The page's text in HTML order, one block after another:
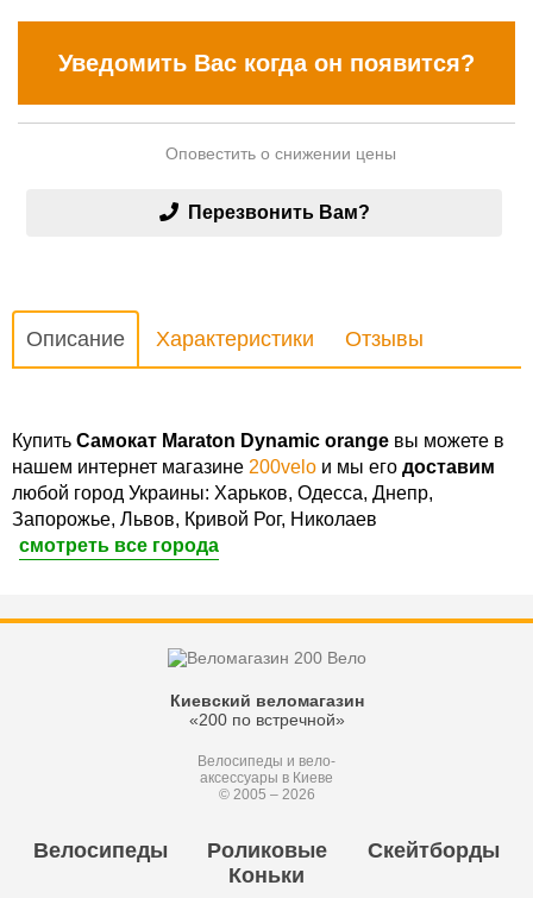
Уведомить Вас когда он появится?
Оповестить о снижении цены
Перезвонить Вам?
Описание Характеристики Отзывы
Купить Самокат Maraton Dynamic orange вы можете в
нашем интернет магазине 200velo и мы его доставим
любой город Украины: Харьков, Одесса, Днепр,
Запорожье, Львов, Кривой Рог, Николаев
смотреть все города
Киевский веломагазин
«200 по встречной»
Велосипеды и вело-
аксессуары в Киеве
© 2005 – 2026
Велосипеды
Роликовые
Коньки
Скейтборды